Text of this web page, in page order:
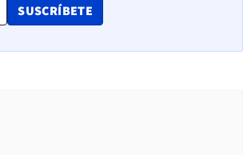
SUSCRÍBETE
OPENS IN NEW WINDOW